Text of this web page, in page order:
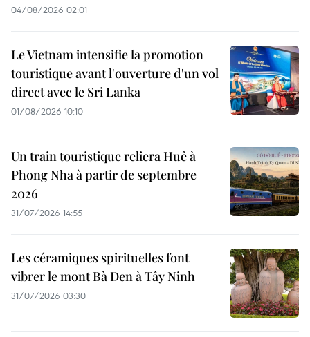
04/08/2026 02:01
Le Vietnam intensifie la promotion
touristique avant l'ouverture d'un vol
direct avec le Sri Lanka
01/08/2026 10:10
Un train touristique reliera Huê à
Phong Nha à partir de septembre
2026
31/07/2026 14:55
Les céramiques spirituelles font
vibrer le mont Bà Den à Tây Ninh
31/07/2026 03:30